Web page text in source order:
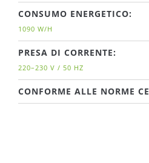
CONSUMO ENERGETICO:
1090 W/H
PRESA DI CORRENTE:
220–230 V / 50 HZ
CONFORME ALLE NORME CE